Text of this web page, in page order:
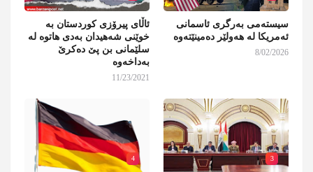
سیستەمی بەرگری ئاسمانی
ئەمریکا لە هەولێر دەمینێتەوە
8/02/2026
ئاڵای پیرۆزی کوردستان بە
خوێنی شەهیدان بەدی هاتوە لە
سلێمانی بن پێ دەکرێ
بەداخەوە
11/23/2021
3
4